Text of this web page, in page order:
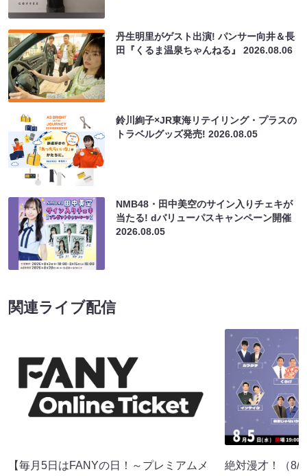
丹生明里がゲスト出演! パンサー向井＆長
田『くるま温泉ちゃんねる』2026.08.06
鈴川絢子×JR東海リテイリング・プラスの
トラベルグッズ発売!2026.08.05
NMB48・田中美空のサイン入りチェキが
当たる! dバリューパスキャンペーン開催
2026.08.05
関連ライブ配信
【毎月5日はFANYの日！～プレミアムメ 絶対漫才！（